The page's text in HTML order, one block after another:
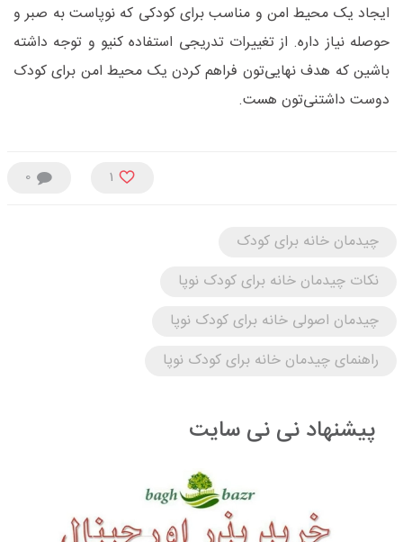
ایجاد یک محیط امن و مناسب برای کودکی که نوپاست به صبر و
حوصله نیاز داره. از تغییرات تدریجی استفاده کنیو و توجه داشته
باشین که هدف نهایی‌تون فراهم کردن یک محیط امن برای کودک
دوست داشتنی‌تون هست.
0 1
چیدمان خانه برای کودک
نکات چیدمان خانه برای کودک نوپا
چیدمان اصولی خانه برای کودک نوپا
راهنمای چیدمان خانه برای کودک نوپا
پیشنهاد نی نی سایت